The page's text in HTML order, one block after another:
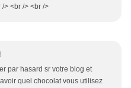
> <br /> <br />
par hasard sr votre blog et
quel chocolat vous utilisez